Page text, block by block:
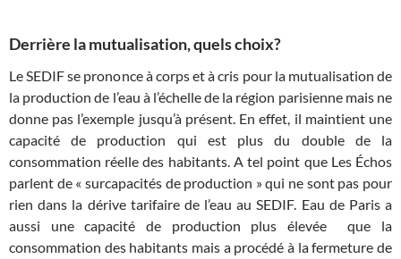
Derrière la mutualisation, quels choix?
Le SEDIF se prononce à corps et à cris pour la mutualisation de
la production de l’eau à l’échelle de la région parisienne mais ne
donne pas l’exemple jusqu’à présent. En effet, il maintient une
capacité de production qui est plus du double de la
consommation réelle des habitants. A tel point que Les Échos
parlent de « surcapacités de production » qui ne sont pas pour
rien dans la dérive tarifaire de l’eau au SEDIF. Eau de Paris a
aussi une capacité de production plus élevée que la
consommation des habitants mais a procédé à la fermeture de